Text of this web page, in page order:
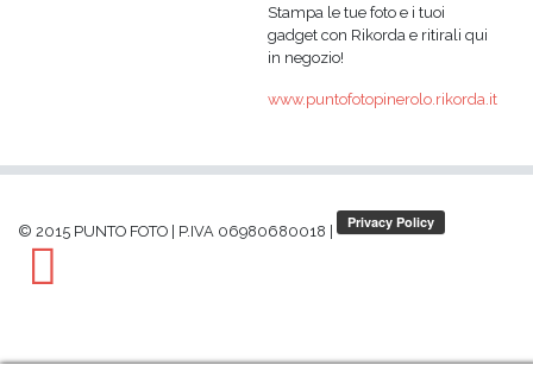
Stampa le tue foto e i tuoi
gadget con Rikorda e ritirali qui
in negozio!
www.puntofotopinerolo.rikorda.it
© 2015 PUNTO FOTO | P.IVA 06980680018 |